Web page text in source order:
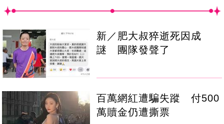
新／肥大叔猝逝死因成
謎 團隊發聲了
百萬網紅遭騙失蹤 付500
萬贖金仍遭撕票